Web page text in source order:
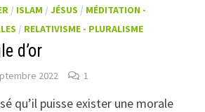
/ ISLAM /JÉSUS / MÉDITATION -
/ RELATIVISME - PLURALISME
d’or
2022 1
qu’il puisse exister une morale